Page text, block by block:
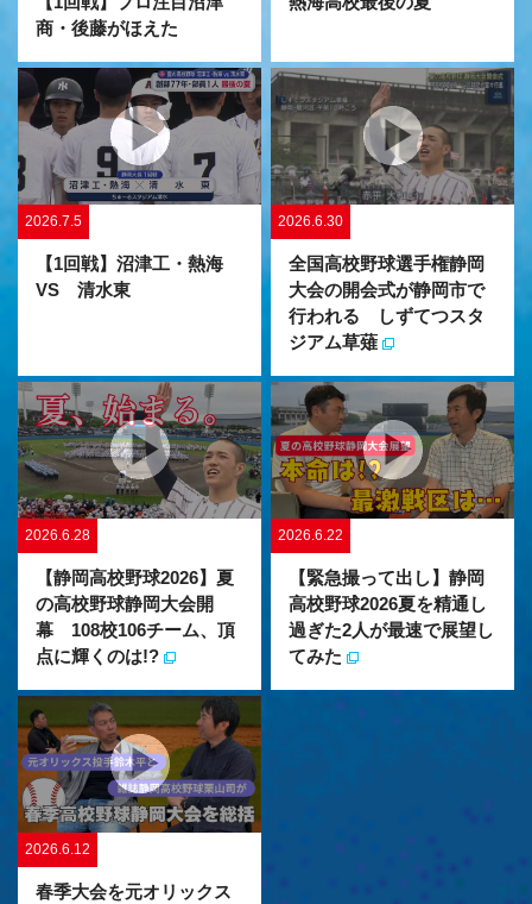
商・後藤がほえた
2026.7.5
【1回戦】沼津工・熱海
VS 清水東
2026.6.30
全国高校野球選手権静岡
大会の開会式が静岡市で
行われる しずてつスタ
ジアム草薙
2026.6.28
【静岡高校野球2026】夏
の高校野球静岡大会開
幕 108校106チーム、頂
点に輝くのは!?
2026.6.22
【緊急撮って出し】静岡
高校野球2026夏を精通し
過ぎた2人が最速で展望し
てみた
2026.6.12
春季大会を元オリックス